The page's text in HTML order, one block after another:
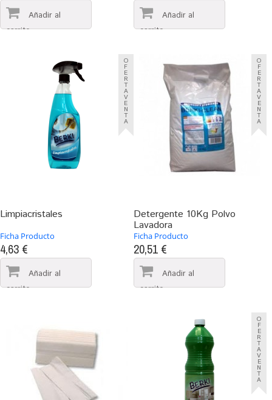
O
F
E
R
T
A
V
E
N
T
A
Limpiacristales
Ficha Producto
4,63 €
O
F
E
R
T
A
V
E
N
T
A
Detergente 10Kg Polvo
Lavadora
Ficha Producto
20,51 €
O
F
E
R
T
A
V
E
N
T
A